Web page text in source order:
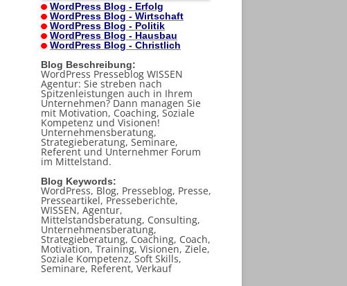
WordPress Blog - Erfolg
WordPress Blog - Wirtschaft
WordPress Blog - Politik
WordPress Blog - Hausbau
WordPress Blog - Christlich
Blog Beschreibung:
WordPress Presseblog WISSEN
Agentur: Sie streben nach
Spitzenleistungen auch in Ihrem
Unternehmen? Dann managen Sie
mit Motivation, Coaching, Soziale
Kompetenz und Visionen!
Unternehmensberatung,
Strategieberatung, Seminare,
Referent und Unternehmer Forum
im Mittelstand.
Blog Keywords:
WordPress, Blog, Presseblog, Presse,
Presseartikel, Presseberichte,
WISSEN, Agentur,
Mittelstandsberatung, Consulting,
Unternehmensberatung,
Strategieberatung, Coaching, Coach,
Motivation, Training, Visionen, Ziele,
Soziale Kompetenz, Soft Skills,
Seminare, Referent, Verkauf